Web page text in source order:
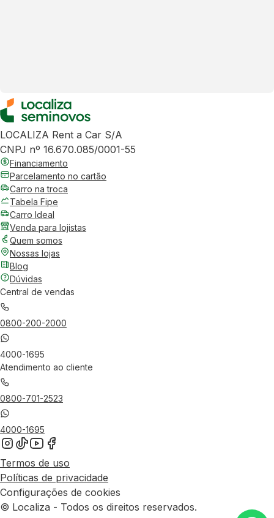
LOCALIZA Rent a Car S/A
CNPJ nº 16.670.085/0001-55
Financiamento
Parcelamento no cartão
Carro na troca
Tabela Fipe
Carro Ideal
Venda para lojistas
Quem somos
Nossas lojas
Blog
Dúvidas
Central de vendas
0800-200-2000
4000-1695
Atendimento ao cliente
0800-701-2523
4000-1695
Termos de uso
Políticas de privacidade
Configurações de cookies
© Localiza - Todos os direitos reservados.